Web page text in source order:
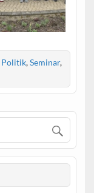
Politik,Seminar,